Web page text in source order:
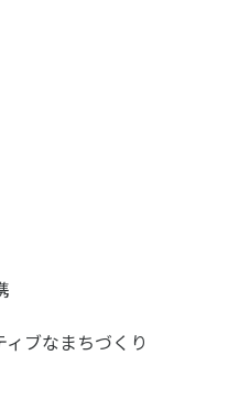
ィブなまちづくり